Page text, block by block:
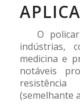
O
indústrias,
medicina e
notáveis
resistência
(semelhante